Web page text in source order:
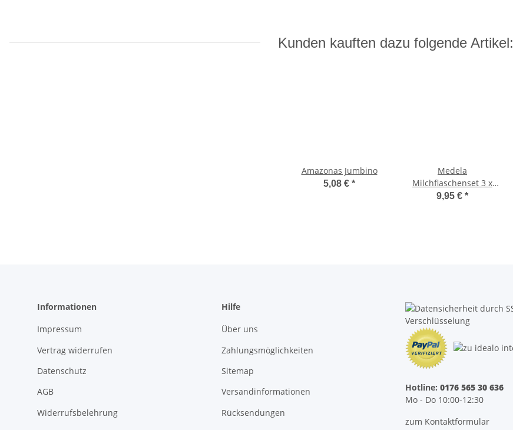
Kunden kauften dazu folgende Artikel:
Amazonas Jumbino
5,08 € *
Medela
Milchflaschenset 3 x
150ml
9,95 € *
Informationen
Impressum
Vertrag widerrufen
Datenschutz
AGB
Widerrufsbelehrung
Hilfe
Über uns
Zahlungsmöglichkeiten
Sitemap
Versandinformationen
Rücksendungen
Hotline: 0176 565 30 636
Mo - Do 10:00-12:30
zum Kontaktformular